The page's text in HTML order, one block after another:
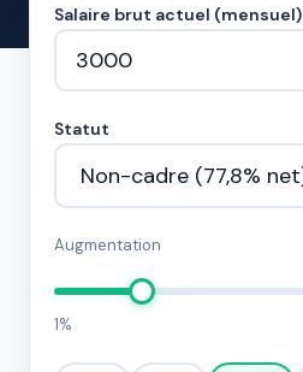
Salaire brut actuel (mensuel)
Statut
Augmentation
1%